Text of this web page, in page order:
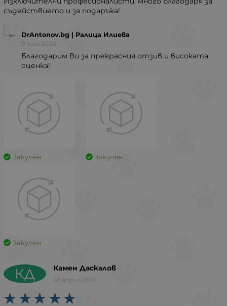
съдействието и за подаръка!
DrAntonov.bg | Ралица Илиева
9 юни 2026
Благодарим Ви за прекрасния отзив и високата
оценка!
Закупен Закупен
Закупен
КД Камен Даскалов
26 април 2026